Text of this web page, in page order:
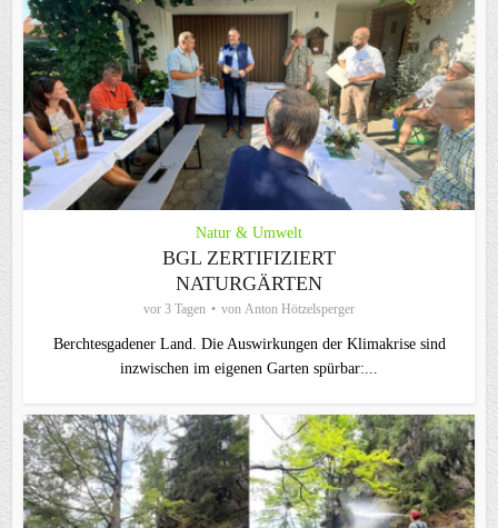
Natur & Umwelt
BGL ZERTIFIZIERT
NATURGÄRTEN
vor 3 Tagen von Anton Hötzelsperger
Berchtesgadener Land. Die Auswirkungen der Klimakrise sind
inzwischen im eigenen Garten spürbar:...